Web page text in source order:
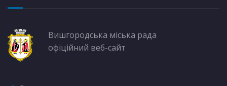
Вишгородська міська рада
офіційний веб-сайт